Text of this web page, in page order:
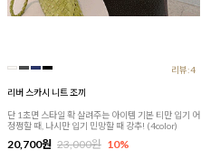
리뷰:4
리버 스카시 니트 조끼
단 1초면 스타일 확 살려주는 아이템 기본 티만 입기 어
정쩡할 때, 나시만 입기 민망할 때 강추! (4color)
20,700원 23,000원 10%